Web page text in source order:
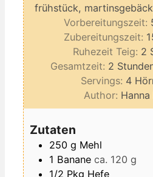
frühstück,
Vorbereitungszeit:
Zubereitungszeit:
Ruhezeit Teig: 2
Gesamtzeit: 2 Stunden
Servings: 4
Author:
Zutaten
250 g Mehl
1 Banane ca. 120 g
1/2 Pkg Hefe